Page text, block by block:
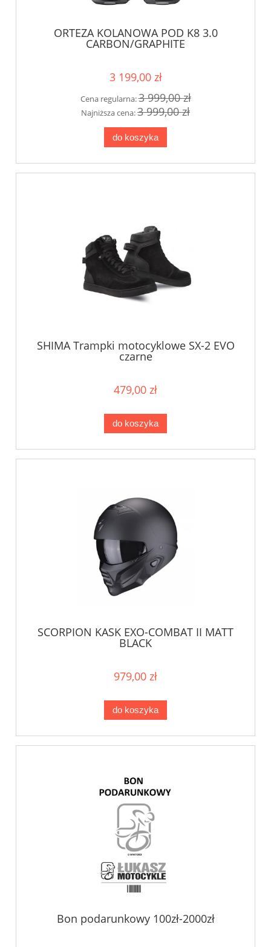
ORTEZA KOLANOWA POD K8 3.0
CARBON/GRAPHITE
3 199,00 zł
Cena regularna:3 999,00 zł
Najniższa cena:3 999,00 zł
do koszyka
SHIMA Trampki motocyklowe SX-2 EVO
czarne
479,00 zł
do koszyka
SCORPION KASK EXO-COMBAT II MATT
BLACK
979,00 zł
do koszyka
Bon podarunkowy 100zł-2000zł